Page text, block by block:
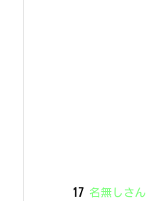
17 名無しさん